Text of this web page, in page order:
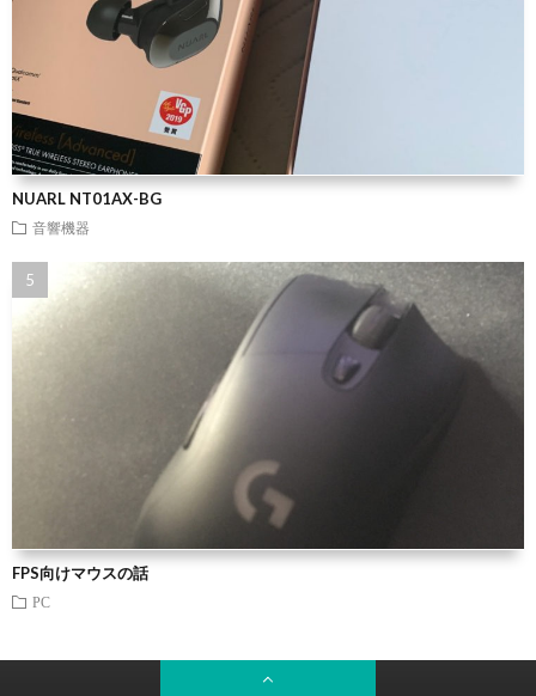
NUARL NT01AX-BG
音響機器
FPS向けマウスの話
PC